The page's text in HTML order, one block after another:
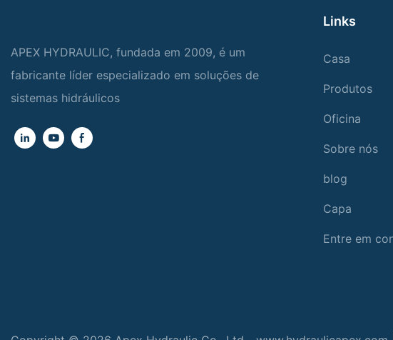
APEX HYDRAULIC, fundada em 2009, é um
fabricante líder especializado em soluções de
sistemas hidráulicos
Links
Casa
Produtos
Oficina
Sobre nós
blog
Capa
Entre em